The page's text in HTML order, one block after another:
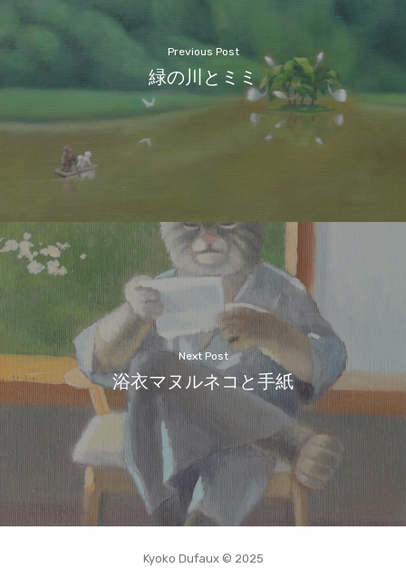
Previous Post
緑の川とミミ
Next Post
浴衣マヌルネコと手紙
Kyoko Dufaux © 2025